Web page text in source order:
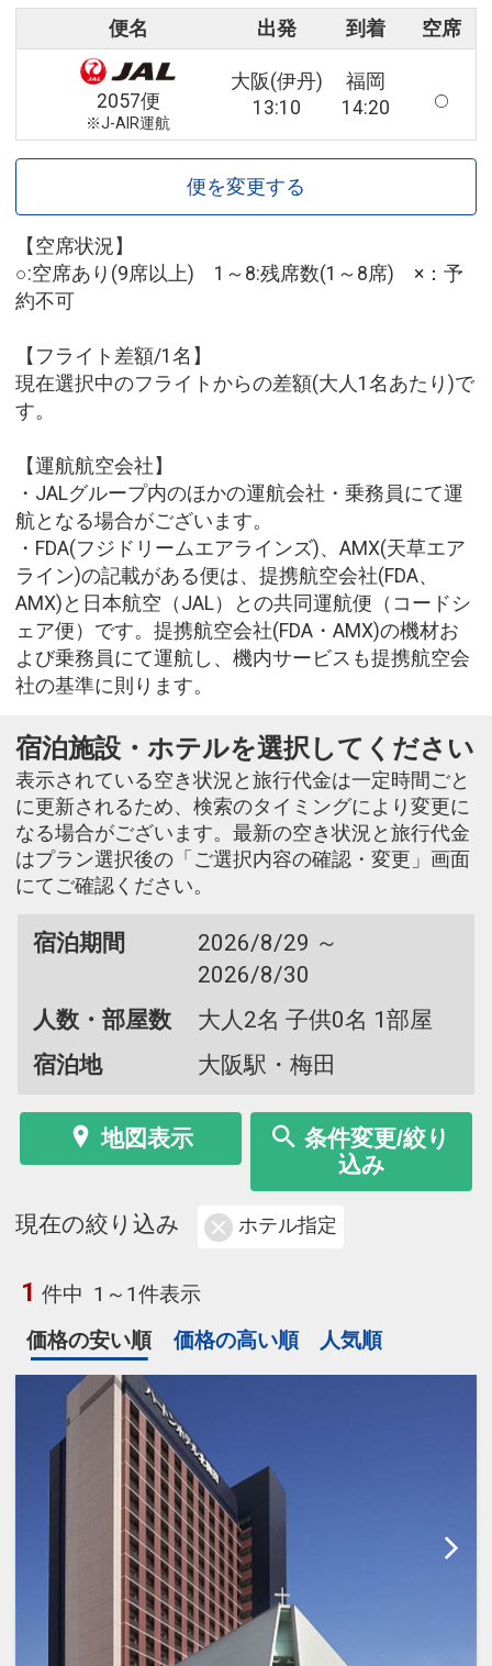
便名 出発 到着 空席
2057便
※J-AIR運航
大阪(伊丹)
13:10
福岡
14:20
便を変更する
【空席状況】
○:空席あり(9席以上) 1～8:残席数(1～8席) ×：予
約不可
【フライト差額/1名】
現在選択中のフライトからの差額(大人1名あたり)で
す。
【運航航空会社】
・JALグループ内のほかの運航会社・乗務員にて運
航となる場合がございます。
・FDA(フジドリームエアラインズ)、AMX(天草エア
ライン)の記載がある便は、提携航空会社(FDA、
AMX)と日本航空（JAL）との共同運航便（コードシ
ェア便）です。提携航空会社(FDA・AMX)の機材お
よび乗務員にて運航し、機内サービスも提携航空会
社の基準に則ります。
宿泊施設・ホテルを選択してください
表示されている空き状況と旅行代金は一定時間ごと
に更新されるため、検索のタイミングにより変更に
なる場合がございます。最新の空き状況と旅行代金
はプラン選択後の「ご選択内容の確認・変更」画面
にてご確認ください。
宿泊期間
2026/8/29 ～
2026/8/30
人数・部屋数
大人2名 子供0名 1部屋
宿泊地
大阪駅・梅田
地図表示
条件変更/絞り
込み
現在の絞り込み ホテル指定
1 件中 1～1件表示
価格の安い順
価格の高い順 人気順